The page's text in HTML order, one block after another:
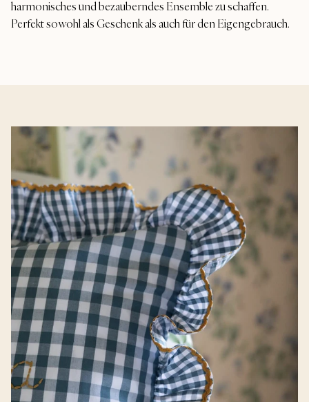
harmonisches und bezauberndes Ensemble zu schaffen.
Perfekt sowohl als Geschenk als auch für den Eigengebrauch.